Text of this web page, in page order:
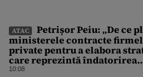
ATAC
Petrișor Peiu: „De ce
ministerele contracte
private pentru a elabora
care reprezintă îndatorirea
angajaților din minister?”
10:08